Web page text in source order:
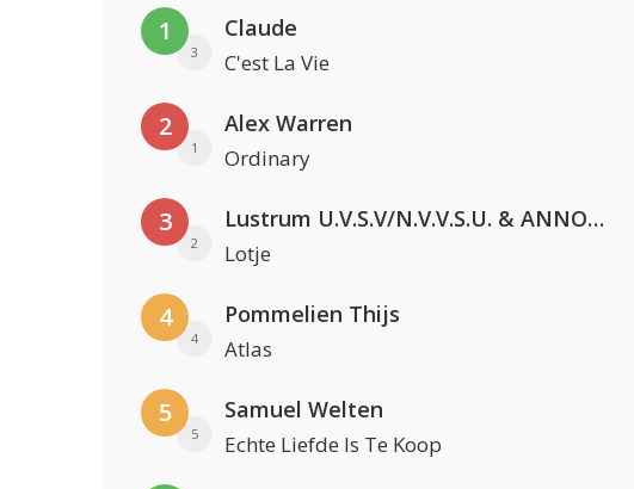
1
3
Claude
C'est La Vie
2
1
Alex Warren
Ordinary
3
2
Lustrum U.V.S.V/N.V.V.S.U. & ANNO ONS & Jopke van Dobbenburgh & Roeland Beelen
Lotje
4
4
Pommelien Thijs
Atlas
5
5
Samuel Welten
Echte Liefde Is Te Koop